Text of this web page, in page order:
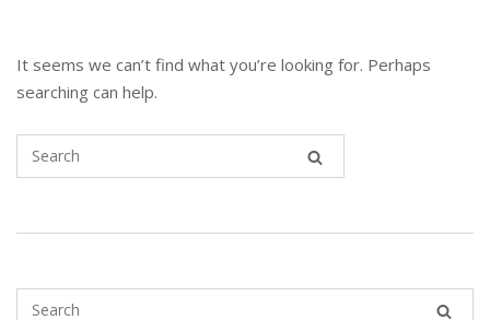
It seems we can’t find what you’re looking for. Perhaps
searching can help.